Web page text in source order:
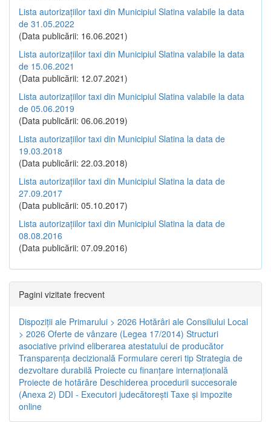
Lista autorizațiilor taxi din Municipiul Slatina valabile la data
de 31.05.2022
(Data publicării: 16.06.2021)
Lista autorizațiilor taxi din Municipiul Slatina valabile la data
de 15.06.2021
(Data publicării: 12.07.2021)
Lista autorizațiilor taxi din Municipiul Slatina valabile la data
de 05.06.2019
(Data publicării: 06.06.2019)
Lista autorizațiilor taxi din Municipiul Slatina la data de
19.03.2018
(Data publicării: 22.03.2018)
Lista autorizațiilor taxi din Municipiul Slatina la data de
27.09.2017
(Data publicării: 05.10.2017)
Lista autorizațiilor taxi din Municipiul Slatina la data de
08.08.2016
(Data publicării: 07.09.2016)
Pagini vizitate frecvent
Dispoziţii ale Primarului > 2026 Hotărâri ale Consiliului Local
> 2026 Oferte de vânzare (Legea 17/2014) Structuri
asociative privind eliberarea atestatului de producător
Transparenţa decizională Formulare cereri tip Strategia de
dezvoltare durabilă Proiecte cu finanţare internaţională
Proiecte de hotărâre Deschiderea procedurii succesorale
(Anexa 2) DDI - Executori judecătorești Taxe şi impozite
online